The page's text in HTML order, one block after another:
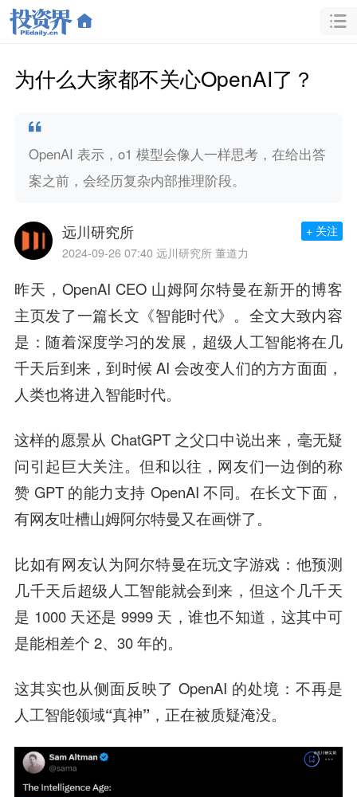
为什么大家都不关心OpenAI了？
OpenAI 表示，o1 模型会像人一样思考，在给出答
案之前，会经历复杂内部推理阶段。
远川研究所
2024-09-26 07:40 远川研究所 董道力
+ 关注
昨天，OpenAI CEO 山姆阿尔特曼在新开的博客
主页发了一篇长文《智能时代》。全文大致内容
是：随着深度学习的发展，超级人工智能将在几
千天后到来，到时候 AI 会改变人们的方方面面，
人类也将进入智能时代。
这样的愿景从 ChatGPT 之父口中说出来，毫无疑
问引起巨大关注。但和以往，网友们一边倒的称
赞 GPT 的能力支持 OpenAI 不同。在长文下面，
有网友吐槽山姆阿尔特曼又在画饼了。
比如有网友认为阿尔特曼在玩文字游戏：他预测
几千天后超级人工智能就会到来，但这个几千天
是 1000 天还是 9999 天，谁也不知道，这其中可
是能相差个 2、30 年的。
这其实也从侧面反映了 OpenAI 的处境：不再是
人工智能领域“真神”，正在被质疑淹没。